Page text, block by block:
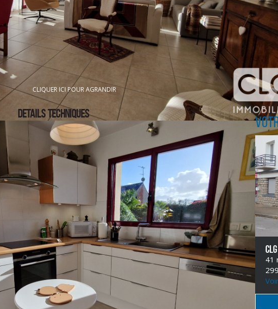
CLIQUER ICI POUR AGRANDIR
détente en extérieur.
et au style soigné est prête à accueillir une famille ou des
pour organiser une visite et découvrir ce bien d'exception.
DETAILS TECHNIQUES
41